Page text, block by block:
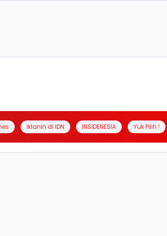
Iklanin di IDN INSIDENESIA Yuk Pilih !